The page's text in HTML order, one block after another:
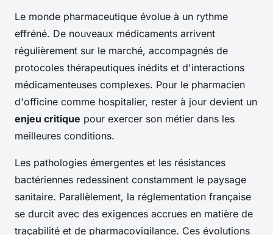
Le monde pharmaceutique évolue à un rythme
effréné. De nouveaux médicaments arrivent
régulièrement sur le marché, accompagnés de
protocoles thérapeutiques inédits et d'interactions
médicamenteuses complexes. Pour le pharmacien
d'officine comme hospitalier, rester à jour devient un
enjeu critique pour exercer son métier dans les
meilleures conditions.
Les pathologies émergentes et les résistances
bactériennes redessinent constamment le paysage
sanitaire. Parallèlement, la réglementation française
se durcit avec des exigences accrues en matière de
traçabilité et de pharmacovigilance. Ces évolutions